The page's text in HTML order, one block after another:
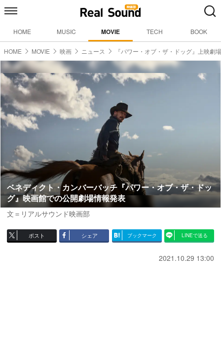
HOME MUSIC MOVIE TECH BOOK
HOME MOVIE 映画 ニュース 『パワー・オブ・ザ・ドッグ』上映劇
ベネディクト・カンバーバッチ『パワー・オブ・ザ・ドッ
グ』映画館での公開劇場情報発表
文＝リアルサウンド映画部
ポスト シェア ブックマーク LINEで送る
2021.10.29 13:00